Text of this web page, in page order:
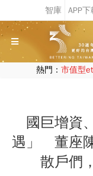
熱門： 市值型
國巨增資
遇」 董座
散戶們